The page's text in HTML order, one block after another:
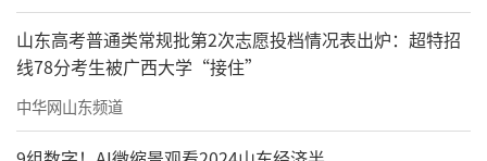
山东高考普通类常规批第2次志愿投档情况表出炉：超特招
线78分考生被广西大学“接住”
中华网山东频道